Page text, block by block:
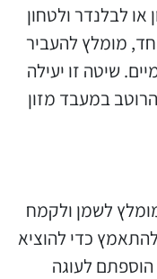
לבלנדר ולטחון
מומלץ להעביר
שיטה זו יעילה
במעבד מזון
לשמן ולקמח
כדי להוציא
לעוגה